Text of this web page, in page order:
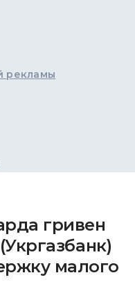
рекламы
гривен
малого